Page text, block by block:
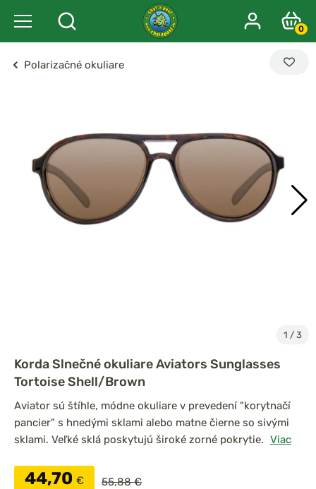
0
Polarizačné okuliare
1 / 3
Korda Slnečné okuliare Aviators Sunglasses
Tortoise Shell/Brown
Aviator sú štíhle, módne okuliare v prevedení "korytnačí
pancier" s hnedými sklami alebo matne čierne so sivými
sklami. Veľké sklá poskytujú široké zorné pokrytie. Viac
44,70 €
55,88 €